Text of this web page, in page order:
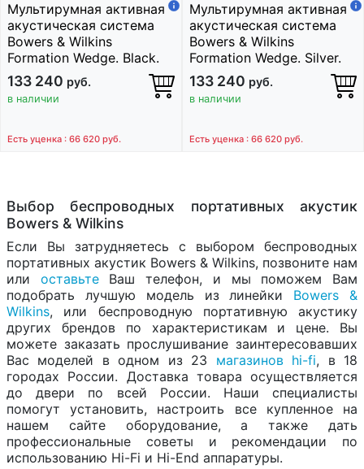
Мультирумная активная
акустическая система
Bowers & Wilkins
Formation Wedge. Black.
133 240 руб.
в наличии
Есть уценка : 66 620 руб.
Мультирумная активная
акустическая система
Bowers & Wilkins
Formation Wedge. Silver.
133 240 руб.
в наличии
Есть уценка : 66 620 руб.
Выбор беспроводных портативных акустик
Bowers & Wilkins
Если Вы затрудняетесь с выбором беспроводных
портативных акустик Bowers & Wilkins, позвоните нам
или оставьтеВаш телефон, и мы поможем Вам
подобрать лучшую модель из линейки Bowers &
Wilkins, или беспроводную портативную акустику
других брендов по характеристикам и цене. Вы
можете заказать прослушивание заинтересовавших
Вас моделей в одном из 23 магазинов hi-fi, в 18
городах России. Доставка товара осуществляется
до двери по всей России. Наши специалисты
помогут установить, настроить все купленное на
нашем сайте оборудование, а также дать
профессиональные советы и рекомендации по
использованию Hi-Fi и Hi-End аппаратуры.